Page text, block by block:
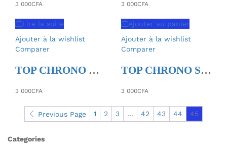
3 000CFA
Lire la suite
Ajouter à la wishlist
Comparer
TOP CHRONO EDHC 3ème édition 2019
3 000CFA
3 000CFA
Ajouter au panier
Ajouter à la wishlist
Comparer
TOP CHRONO SVT BAC Série C-D éd. 2018
3 000CFA
Previous Page 1 2 3 … 42 43 44 45
Categories